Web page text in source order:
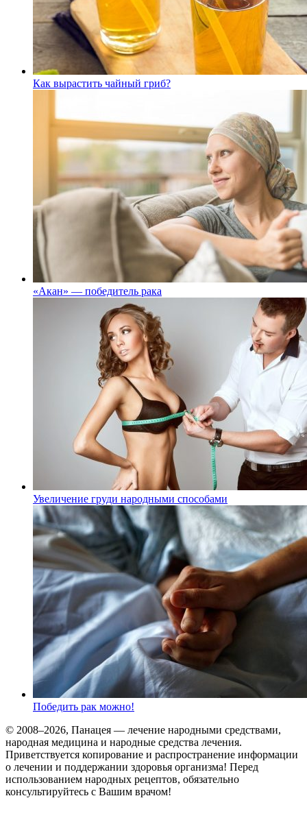
Как вырастить чайный гриб?
«Акан» — победитель рака
Увеличение груди народными способами
Победить рак можно!
© 2008–2026, Панацея — лечение народными средствами,
народная медицина и народные средства лечения.
Приветствуется копирование и распространение информации
о лечении и поддержании здоровья организма! Перед
использованием народных рецептов, обязательно
консультируйтесь с Вашим врачом!